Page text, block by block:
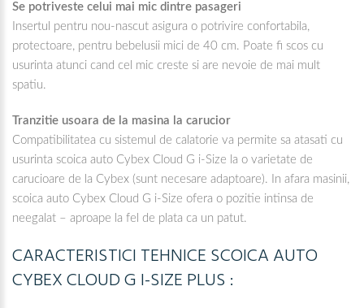
Se potriveste celui mai mic dintre pasageri
Insertul pentru nou-nascut asigura o potrivire confortabila,
protectoare, pentru bebelusii mici de 40 cm. Poate fi scos cu
usurinta atunci cand cel mic creste si are nevoie de mai mult
spatiu.
Tranzitie usoara de la masina la carucior
Compatibilitatea cu sistemul de calatorie va permite sa atasati cu
usurinta scoica auto Cybex Cloud G i-Size la o varietate de
carucioare de la Cybex (sunt necesare adaptoare). In afara masinii,
scoica auto Cybex Cloud G i-Size ofera o pozitie intinsa de
neegalat – aproape la fel de plata ca un patut.
CARACTERISTICI TEHNICE SCOICA AUTO
CYBEX CLOUD G I-SIZE PLUS :